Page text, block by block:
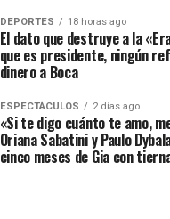
DEPORTES 18 horas ago
El dato que destruye a la
que es presidente, ningún
dinero a Boca
ESPECTÁCULOS 2 días ago
«Si te digo cuánto te amo,
Oriana Sabatini y Paulo
cinco meses de Gia con